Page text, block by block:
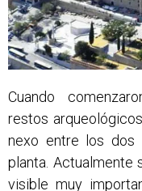
Cuando
restos
nexo entre los dos
planta. Actualmente
visible muy